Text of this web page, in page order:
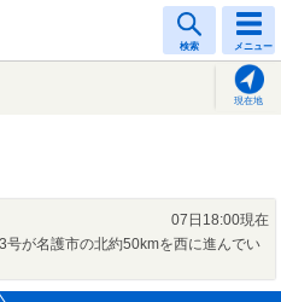
検索 メニュー
現在地
07日18:00現在
号が名護市の北約50kmを西に進んでい